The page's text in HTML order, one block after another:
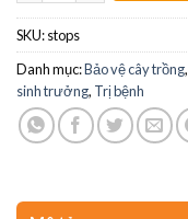
SKU:stops
Danh mục:Bảo vệ cây trồng,
sinh trưởng, Trị bệnh